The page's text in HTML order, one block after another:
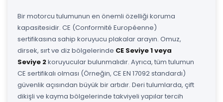
Bir motorcu tulumunun en önemli özelliği koruma
kapasitesidir. CE (Conformité Européenne)
sertifikasına sahip koruyucu plakalar arayın. Omuz,
dirsek, sırt ve diz bölgelerinde CE Seviye 1 veya
Seviye 2koruyucular bulunmalıdır. Ayrıca, tüm tulumun
CE sertifikalı olması (Örneğin, CE EN 17092 standardı)
güvenlik açısından büyük bir artıdır. Deri tulumlarda, çift
dikişli ve kayma bölgelerinde takviyeli yapılar tercih